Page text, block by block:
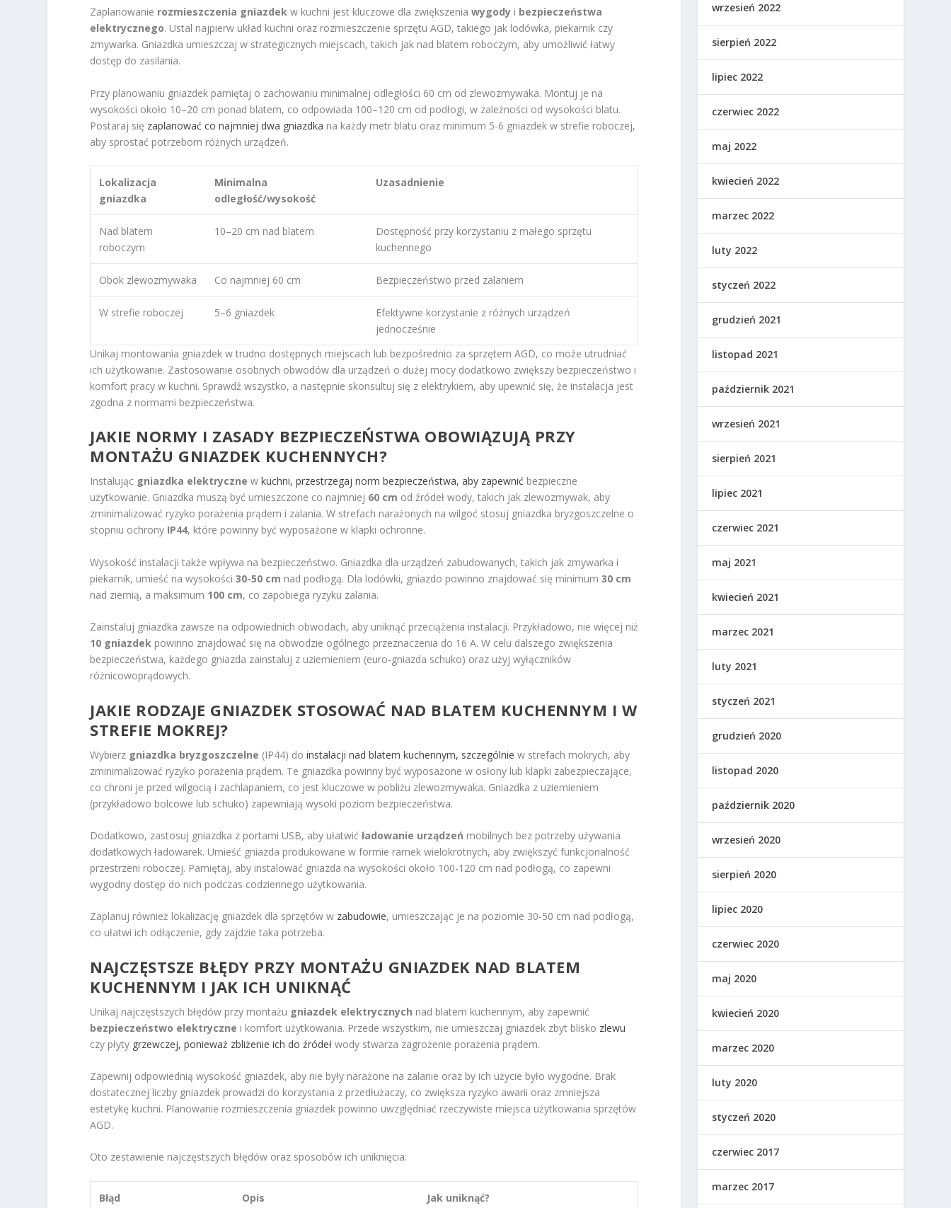
Zaplanowanie rozmieszczenia gniazdek w kuchni jest kluczowe dla zwiększeniawygody i bezpieczeństwa
elektrycznego. Ustal najpierw układ kuchni oraz rozmieszczenie sprzętu AGD, takiego jak lodówka, piekarnik czy
zmywarka. Gniazdka umieszczaj w strategicznych miejscach, takich jak nad blatem roboczym, aby umożliwić łatwy
dostęp do zasilania.
Przy planowaniu gniazdek pamiętaj o zachowaniu minimalnej odległości 60 cm od zlewozmywaka. Montuj je na
wysokości około 10–20 cm ponad blatem, co odpowiada 100–120 cm od podłogi, w zależności od wysokości blatu.
Postaraj się zaplanować co najmniej dwa gniazdka na każdy metr blatu oraz minimum 5-6 gniazdek w strefie roboczej,
aby sprostać potrzebom różnych urządzeń.
Lokalizacja
gniazdka
Minimalna
odległość/wysokość
Uzasadnienie
Nad blatem
roboczym
10–20 cm nad blatem
Dostępność przy korzystaniu z małego sprzętu
kuchennego
Obok zlewozmywaka Co najmniej 60 cm Bezpieczeństwo przed zalaniem
W strefie roboczej 5–6 gniazdek
Efektywne korzystanie z różnych urządzeń
jednocześnie
Unikaj montowania gniazdek w trudno dostępnych miejscach lub bezpośrednio za sprzętem AGD, co może utrudniać
ich użytkowanie. Zastosowanie osobnych obwodów dla urządzeń o dużej mocy dodatkowo zwiększy bezpieczeństwo i
komfort pracy w kuchni. Sprawdź wszystko, a następnie skonsultuj się z elektrykiem, aby upewnić się, że instalacja jest
zgodna z normami bezpieczeństwa.
JAKIE NORMY I ZASADY BEZPIECZEŃSTWA OBOWIĄZUJĄ PRZY
MONTAŻU GNIAZDEK KUCHENNYCH?
Instalując gniazdka elektryczne wkuchni, przestrzegaj norm bezpieczeństwa, aby zapewnić bezpieczne
użytkowanie. Gniazdka muszą być umieszczone co najmniej 60 cm od źródeł wody, takich jak zlewozmywak, aby
zminimalizować ryzyko porażenia prądem i zalania. W strefach narażonych na wilgoć stosuj gniazdka bryzgoszczelne o
stopniu ochrony IP44, które powinny być wyposażone w klapki ochronne.
Wysokość instalacji także wpływa na bezpieczeństwo. Gniazdka dla urządzeń zabudowanych, takich jak zmywarka i
piekarnik, umieść na wysokości30-50 cm nad podłogą. Dla lodówki, gniazdo powinno znajdować się minimum30 cm
nad ziemią, a maksimum 100 cm, co zapobiega ryzyku zalania.
Zainstaluj gniazdka zawsze na odpowiednich obwodach, aby uniknąć przeciążenia instalacji. Przykładowo, nie więcej niż
10 gniazdek powinno znajdować się na obwodzie ogólnego przeznaczenia do 16 A. W celu dalszego zwiększenia
bezpieczeństwa, każdego gniazda zainstaluj z uziemieniem (euro-gniazda schuko) oraz użyj wyłączników
różnicowoprądowych.
JAKIE RODZAJE GNIAZDEK STOSOWAĆ NAD BLATEM KUCHENNYM I W
STREFIE MOKREJ?
Wybierz gniazdka bryzgoszczelne (IP44) doinstalacji nad blatem kuchennym, szczególnie w strefach mokrych, aby
zminimalizować ryzyko porażenia prądem. Te gniazdka powinny być wyposażone w osłony lub klapki zabezpieczające,
co chroni je przed wilgocią i zachlapaniem, co jest kluczowe w pobliżu zlewozmywaka. Gniazdka z uziemieniem
(przykładowo bolcowe lub schuko) zapewniają wysoki poziom bezpieczeństwa.
Dodatkowo, zastosuj gniazdka z portami USB, aby ułatwićładowanie urządzeń mobilnych bez potrzeby używania
dodatkowych ładowarek. Umieść gniazda produkowane w formie ramek wielokrotnych, aby zwiększyć funkcjonalność
przestrzeni roboczej. Pamiętaj, aby instalować gniazda na wysokości około 100-120 cm nad podłogą, co zapewni
wygodny dostęp do nich podczas codziennego użytkowania.
Zaplanuj również lokalizację gniazdek dla sprzętów w zabudowie, umieszczając je na poziomie 30-50 cm nad podłogą,
co ułatwi ich odłączenie, gdy zajdzie taka potrzeba.
NAJCZĘSTSZE BŁĘDY PRZY MONTAŻU GNIAZDEK NAD BLATEM
KUCHENNYM I JAK ICH UNIKNĄĆ
Unikaj najczęstszych błędów przy montażu gniazdek elektrycznych nad blatem kuchennym, aby zapewnić
bezpieczeństwo elektryczne i komfort użytkowania. Przede wszystkim, nie umieszczaj gniazdek zbyt blisko zlewu
czy płyty grzewczej, ponieważ zbliżenie ich do źródeł wody stwarza zagrożenie porażenia prądem.
Zapewnij odpowiednią wysokość gniazdek, aby nie były narażone na zalanie oraz by ich użycie było wygodne. Brak
dostatecznej liczby gniazdek prowadzi do korzystania z przedłużaczy, co zwiększa ryzyko awarii oraz zmniejsza
estetykę kuchni. Planowanie rozmieszczenia gniazdek powinno uwzględniać rzeczywiste miejsca użytkowania sprzętów
AGD.
Oto zestawienie najczęstszych błędów oraz sposobów ich uniknięcia:
Błąd Opis Jak uniknąć?
wrzesień 2022
sierpień 2022
lipiec 2022
czerwiec 2022
maj 2022
kwiecień 2022
marzec 2022
luty 2022
styczeń 2022
grudzień 2021
listopad 2021
październik 2021
wrzesień 2021
sierpień 2021
lipiec 2021
czerwiec 2021
maj 2021
kwiecień 2021
marzec 2021
luty 2021
styczeń 2021
grudzień 2020
listopad 2020
październik 2020
wrzesień 2020
sierpień 2020
lipiec 2020
czerwiec 2020
maj 2020
kwiecień 2020
marzec 2020
luty 2020
styczeń 2020
czerwiec 2017
marzec 2017